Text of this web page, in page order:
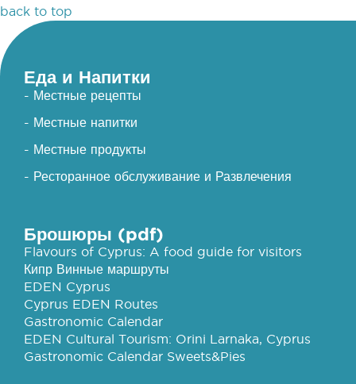
back to top
Еда и Напитки
- Местные рецепты
- Местные напитки
- Местные продукты
- Ресторанное обслуживание и Развлечения
Брошюры (pdf)
Flavours of Cyprus: A food guide for visitors
Кипр Винные маршруты
EDEN Cyprus
Cyprus EDEN Routes
Gastronomic Calendar
EDEN Cultural Tourism: Orini Larnaka, Cyprus
Gastronomic Calendar Sweets&Pies